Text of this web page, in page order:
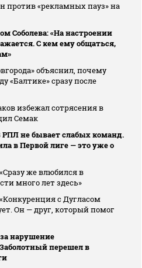
против «рекламных пауз» на
Соболева: «На настроении
С кем ему общаться,
объяснил, почему
«Балтике» сразу после
избежал сотрясения в
Семак
РПЛ не бывает слабых команд.
в Первой лиге — это уже о
же влюбился в
много лет здесь»
с Дугласом
Он — друг, который помог
нарушение
перешел в